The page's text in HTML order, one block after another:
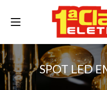
SPOT LED